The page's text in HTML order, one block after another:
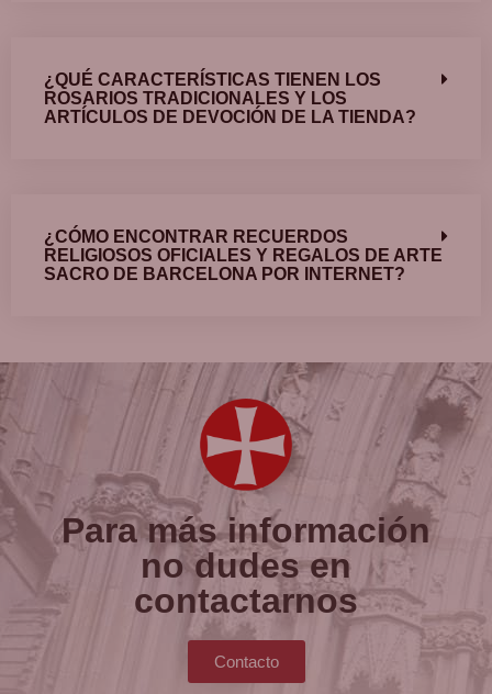
¿QUÉ CARACTERÍSTICAS TIENEN LOS
ROSARIOS TRADICIONALES Y LOS
ARTÍCULOS DE DEVOCIÓN DE LA TIENDA?
¿CÓMO ENCONTRAR RECUERDOS
RELIGIOSOS OFICIALES Y REGALOS DE ARTE
SACRO DE BARCELONA POR INTERNET?
Para más información
no dudes en
contactarnos
Contacto